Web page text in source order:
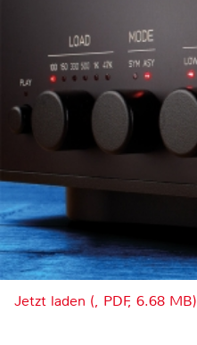
Jetzt laden (, PDF, 6.68 MB)